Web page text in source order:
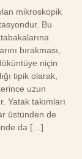
mikroskopik
Bu
bırakması,
niçin
tipik olarak,
uzun
Yatak takımları
üstünden de
da […]